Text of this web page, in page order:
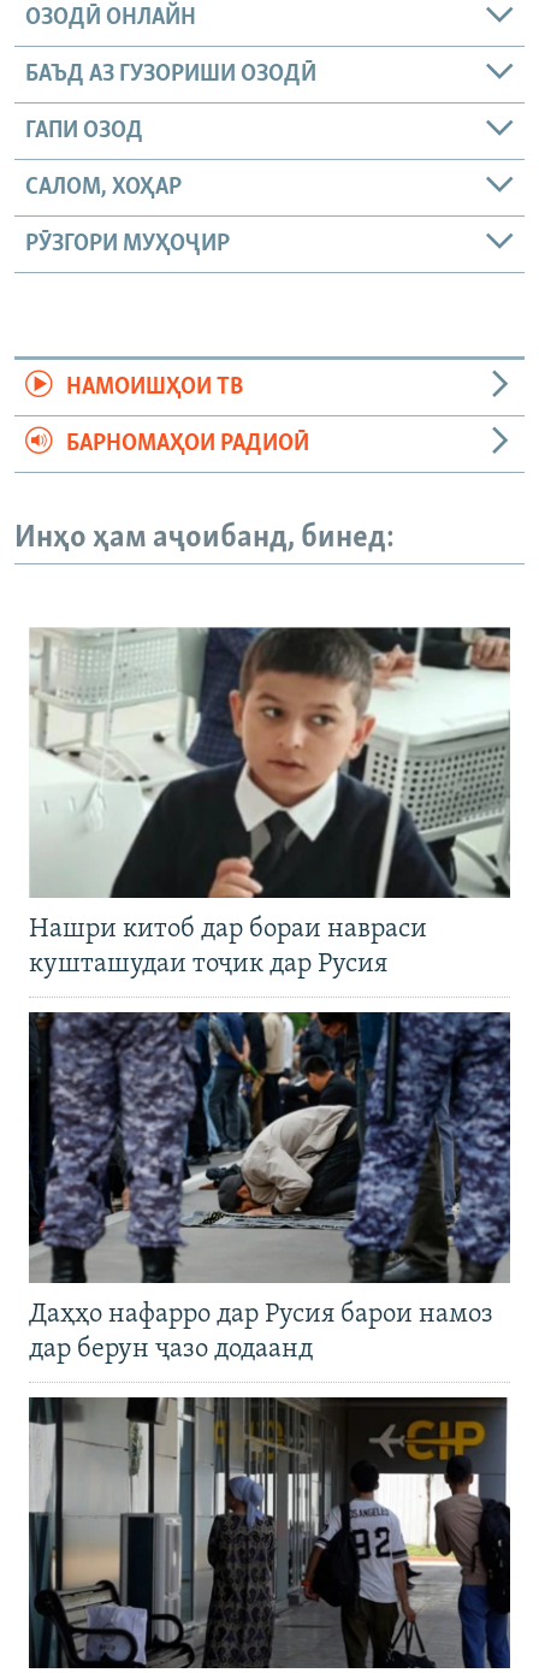
ОЗОДӢ ОНЛАЙН
БАЪД АЗ ГУЗОРИШИ ОЗОДӢ
ГАПИ ОЗОД
САЛОМ, ХОҲАР
РӮЗГОРИ МУҲОҶИР
НАМОИШҲОИ ТВ
БАРНОМАҲОИ РАДИОӢ
Инҳо ҳам аҷоибанд, бинед:
Нашри китоб дар бораи навраси
кушташудаи тоҷик дар Русия
Даҳҳо нафарро дар Русия барои намоз
дар берун ҷазо додаанд